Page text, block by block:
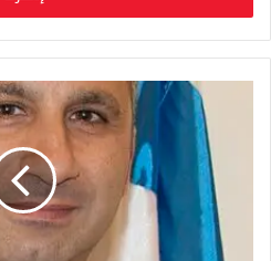
ب
ر
ي
د